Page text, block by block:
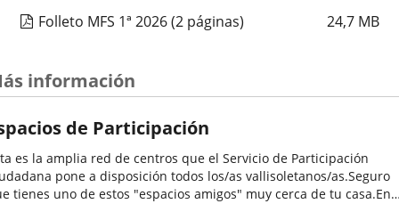
Folleto MFS 1ª 2026 24,7 MB
(2 páginas)
información
de Participación
es la amplia red de centros que el Servicio de Participación
pone a disposición todos los/as vallisoletanos/as.Seguro
tienes uno de estos "espacios amigos" muy cerca de tu casa.En